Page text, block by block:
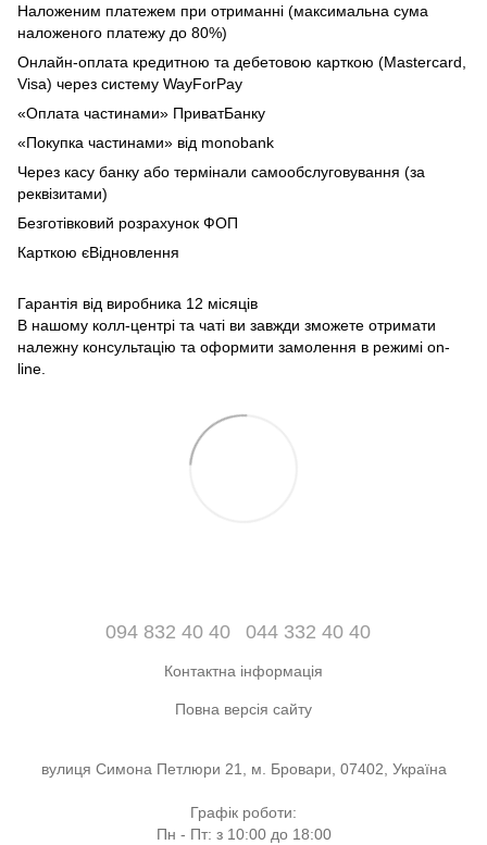
Наложеним платежем при отриманні (максимальна сума
наложеного платежу до 80%)
Онлайн-оплата кредитною та дебетовою карткою (Mastercard,
Visa) через систему WayForPay
«Оплата частинами» ПриватБанку
«Покупка частинами» від monobank
Через касу банку або термінали самообслуговування (за
реквізитами)
Безготівковий розрахунок ФОП
Карткою єВідновлення
Гарантія від виробника 12 місяців
В нашому колл-центрі та чаті ви завжди зможете отримати
належну консультацію та оформити замолення в режимі on-
line.
094 832 40 40 044 332 40 40
Контактна інформація
Повна версія сайту
вулиця Симона Петлюри 21, м. Бровари, 07402, Україна
Графік роботи:
Пн - Пт: з 10:00 до 18:00